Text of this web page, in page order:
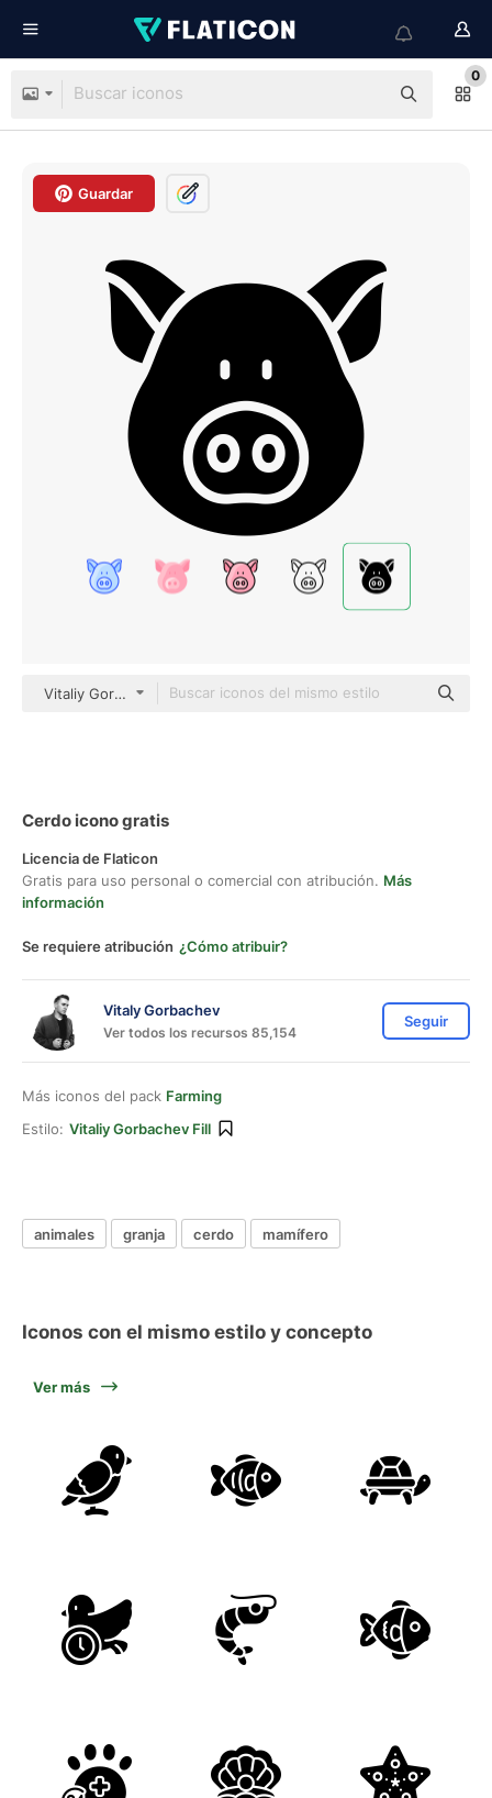
0
Guardar
Vitaliy Gorbachev Fill
Cerdo icono gratis
Licencia de Flaticon
Gratis para uso personal o comercial con atribución. Más
información
Se requiere atribución ¿Cómo atribuir?
Vitaly Gorbachev
Ver todos los recursos 85,154
Seguir
Más iconos del pack Farming
Estilo: Vitaliy Gorbachev Fill
animales granja cerdo mamífero
Iconos con el mismo estilo y concepto
Ver más